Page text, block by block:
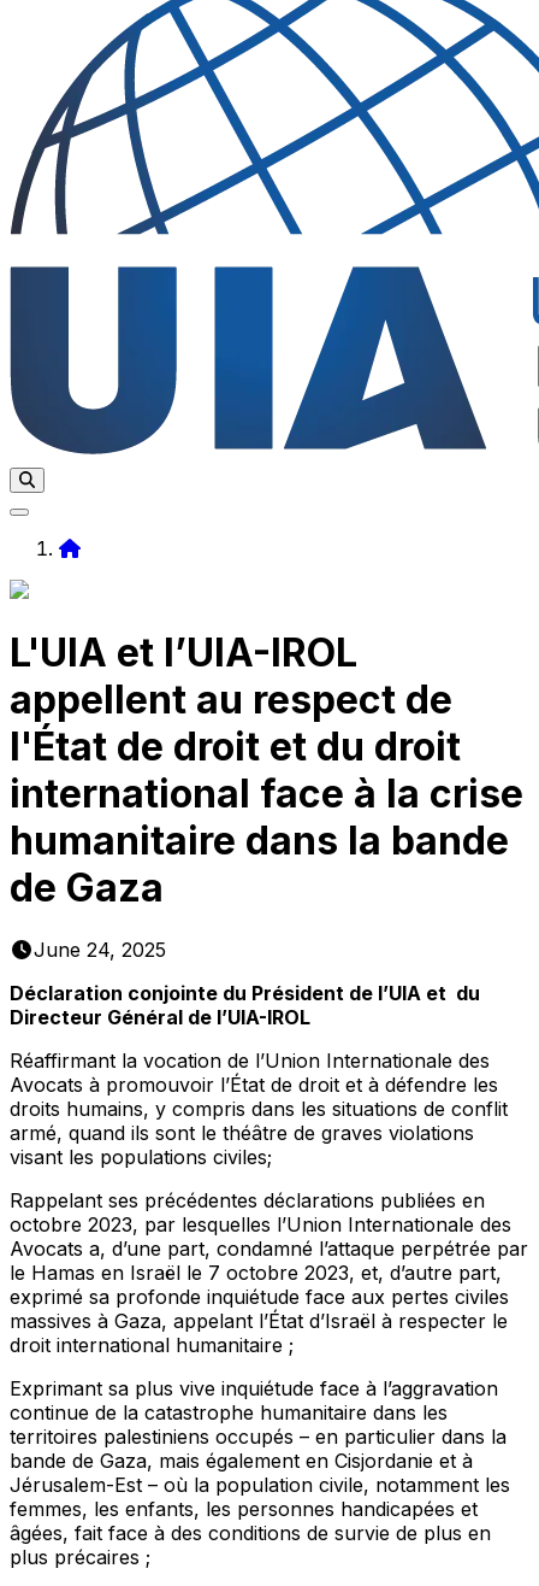
L'UIA et l’UIA-IROL
appellent au respect de
l'État de droit et du droit
international face à la crise
humanitaire dans la bande
de Gaza
June 24, 2025
Déclaration conjointe du Président de l’UIA et du
Directeur Général de l’UIA-IROL
Réaffirmant la vocation de l’Union Internationale des
Avocats à promouvoir l’État de droit et à défendre les
droits humains, y compris dans les situations de conflit
armé, quand ils sont le théâtre de graves violations
visant les populations civiles;
Rappelant ses précédentes déclarations publiées en
octobre 2023, par lesquelles l’Union Internationale des
Avocats a, d’une part, condamné l’attaque perpétrée par
le Hamas en Israël le 7 octobre 2023, et, d’autre part,
exprimé sa profonde inquiétude face aux pertes civiles
massives à Gaza, appelant l’État d’Israël à respecter le
droit international humanitaire ;
Exprimant sa plus vive inquiétude face à l’aggravation
continue de la catastrophe humanitaire dans les
territoires palestiniens occupés – en particulier dans la
bande de Gaza, mais également en Cisjordanie et à
Jérusalem-Est – où la population civile, notamment les
femmes, les enfants, les personnes handicapées et
âgées, fait face à des conditions de survie de plus en
plus précaires ;